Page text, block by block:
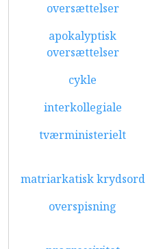
oversættelser
apokalyptisk
oversættelser
cykle
interkollegiale
tværministerielt
matriarkatisk krydsord
overspisning